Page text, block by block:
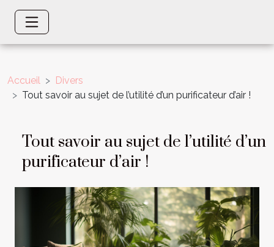
Accueil
Divers
Tout savoir au sujet de l’utilité d’un purificateur d’air !
Tout savoir au sujet de l’utilité d’un
purificateur d’air !